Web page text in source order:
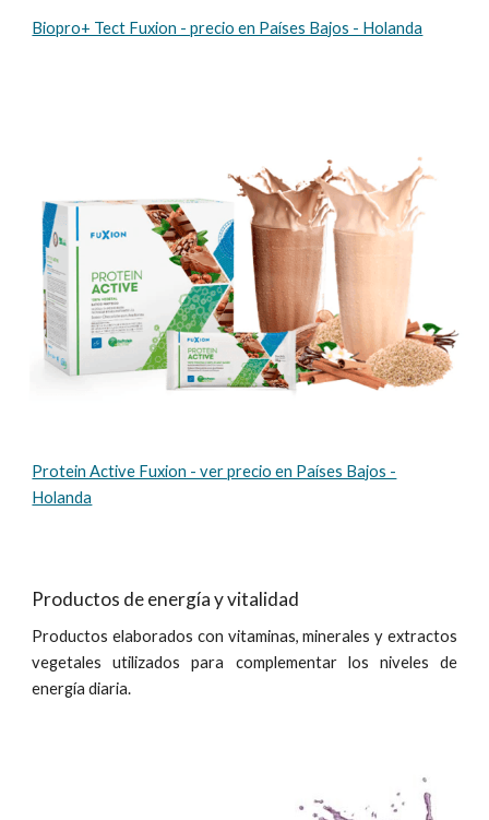
Biopro+ Tect Fuxion - precio en Países Bajos - Holanda
Protein Active Fuxion - ver precio en Países Bajos -
Holanda
Productos de energía y vitalidad
Productos elaborados con vitaminas, minerales y extractos
vegetales utilizados para complementar los niveles de
energía diaria.